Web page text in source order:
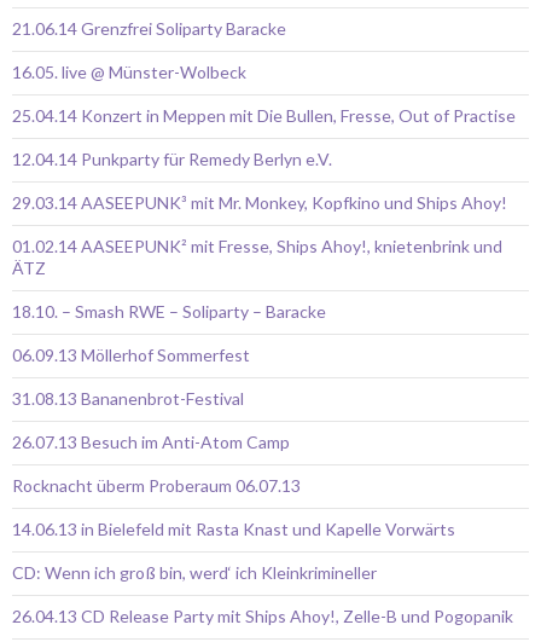
21.06.14 Grenzfrei Soliparty Baracke
16.05. live @ Münster-Wolbeck
25.04.14 Konzert in Meppen mit Die Bullen, Fresse, Out of Practise
12.04.14 Punkparty für Remedy Berlyn e.V.
29.03.14 AASEEPUNK³ mit Mr. Monkey, Kopfkino und Ships Ahoy!
01.02.14 AASEEPUNK² mit Fresse, Ships Ahoy!, knietenbrink und
ÄTZ
18.10. – Smash RWE – Soliparty – Baracke
06.09.13 Möllerhof Sommerfest
31.08.13 Bananenbrot-Festival
26.07.13 Besuch im Anti-Atom Camp
Rocknacht überm Proberaum 06.07.13
14.06.13 in Bielefeld mit Rasta Knast und Kapelle Vorwärts
CD: Wenn ich groß bin, werd‘ ich Kleinkrimineller
26.04.13 CD Release Party mit Ships Ahoy!, Zelle-B und Pogopanik